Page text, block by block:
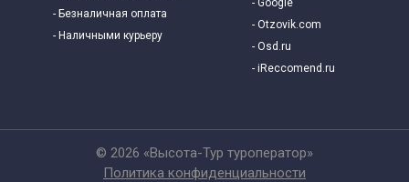
- Безналичная оплата
- Наличными курьеру
- Otzovik.com
- Osd.ru
- iReccomend.ru
© 2026 «Высота-Тур туроператор»
Политика конфиденциальности